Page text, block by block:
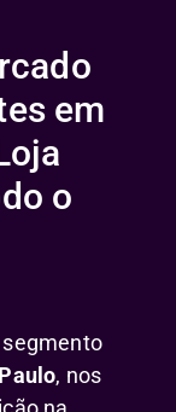
em
o
segmento
, nos